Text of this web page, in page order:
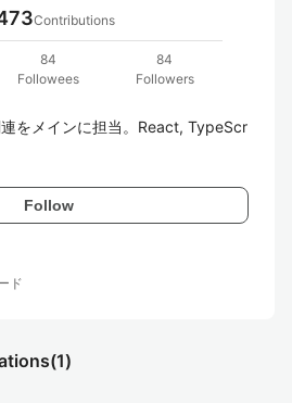
Contributions
84
Followees
84
Followers
をメインに担当。React, TypeScr
Follow
ド
(1)